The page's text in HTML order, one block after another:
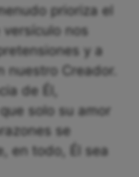
prioriza el
nos
y a
nuestro Creador.
de Él,
solo su amor
se
en todo, Él sea